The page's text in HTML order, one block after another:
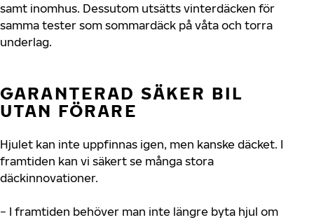
samt inomhus. Dessutom utsätts vinterdäcken för
samma tester som sommardäck på våta och torra
underlag.
GARANTERAD SÄKER BIL
UTAN FÖRARE
Hjulet kan inte uppfinnas igen, men kanske däcket. I
framtiden kan vi säkert se många stora
däckinnovationer.
− I framtiden behöver man inte längre byta hjul om